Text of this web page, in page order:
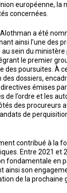
européenne, la
concernées.
a été
ainsi l’une des
sein du ministère
le premier
des poursuites. À
dossiers,
émises
l’ordre et les
des procureurs
de
contribué à la
Entre 2021 et
fondamentale en
ainsi son
de la prochaine